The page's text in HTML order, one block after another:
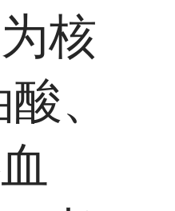
核
、